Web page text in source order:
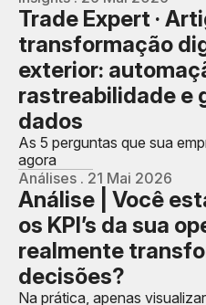
Trade Expert ·
transformação
exterior:
rastreabilidade e
dados
As 5 perguntas que sua
agora
Análises . 21 Mai 2026
Análise | Você
os KPI’s da sua
realmente
decisões?
Na prática, apenas